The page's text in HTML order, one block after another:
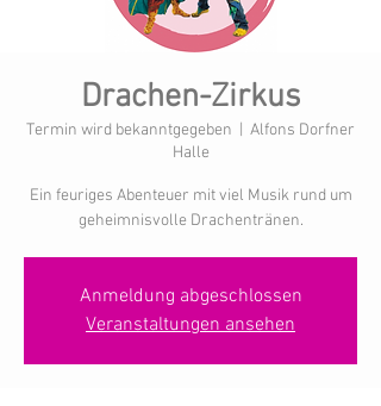
Drachen-Zirkus
Termin wird bekanntgegeben
Alfons Dorfner
Halle
Ein feuriges Abenteuer mit viel Musik rund um
geheimnisvolle Drachentränen.
Anmeldung abgeschlossen
Veranstaltungen ansehen